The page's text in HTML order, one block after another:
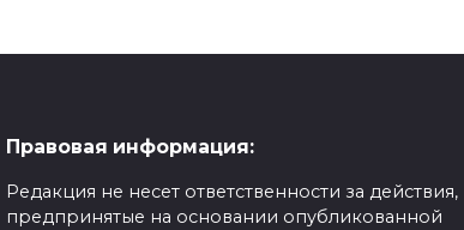
Правовая информация:
Редакция не несет ответственности за действия,
предпринятые на основании опубликованной